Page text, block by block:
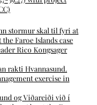
stormur skal til fyri at
the Faroe Islands case
Rico Kongsager
rakti Hvannasund.
exercise in
og Viðareiði við í